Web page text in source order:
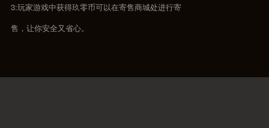
3:玩家游戏中获得玖零币可以在寄售商城处进行寄
售，让你安全又省心。